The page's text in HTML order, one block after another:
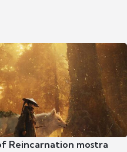
Reincarnation mostra